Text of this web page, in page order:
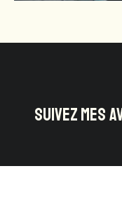
SUIVEZ MES